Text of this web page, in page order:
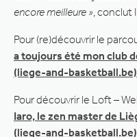
encore meilleure » , conclut
Pour (re)découvrir le
a toujours été mon club
(liege-and-basketball.be)
Pour découvrir le Loft –
Iaro, le zen master de
(liege-and-basketball.be)